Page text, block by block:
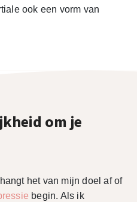
ook een vorm van
om je
het van mijn doel af of
begin. Als ik